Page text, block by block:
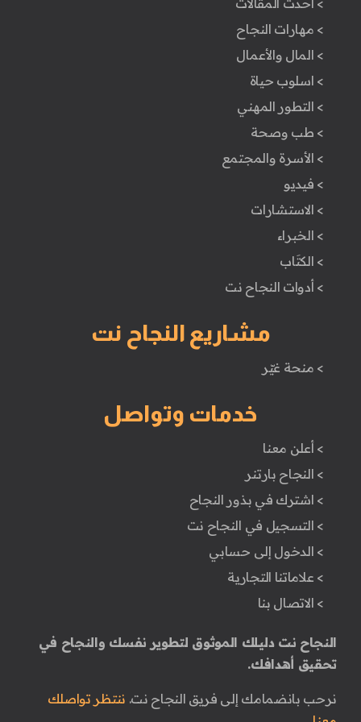
> أحدث المقالات
> مهارات النجاح
> المال والأعمال
> اسلوب حياة
> التطور المهني
> طب وصحة
> الأسرة والمجتمع
> فيديو
> الاستشارات
> الخبراء
> الكتَاب
> أدوات النجاح نت
مشاريع النجاح نت
> منحة غيّر
خدمات وتواصل
> أعلن معنا
> النجاح بارتنر
> اشترك في بذور النجاح
> التسجيل في النجاح نت
> الدخول إلى حسابي
> علاماتنا التجارية
> الاتصال بنا
النجاح نت دليلك الموثوق لتطوير نفسك والنجاح في
تحقيق أهدافك.
نرحب بانضمامك إلى فريق النجاح نت. ننتظر تواصلك